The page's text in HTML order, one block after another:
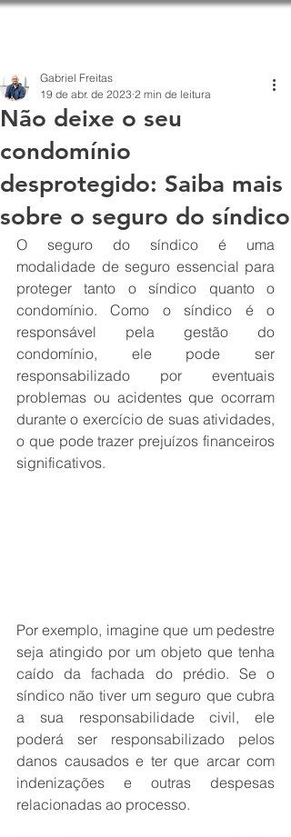
Não deixe o seu
condomínio
desprotegido: Saiba mais
sobre o seguro do síndico
Gabriel Freitas
19 de abr. de 2023 2 min de leitura
O seguro do síndico é uma
modalidade de seguro essencial para
proteger tanto o síndico quanto o
condomínio. Como o síndico é o
responsável pela gestão do
condomínio, ele pode ser
responsabilizado por eventuais
problemas ou acidentes que ocorram
durante o exercício de suas atividades,
o que pode trazer prejuízos financeiros
significativos.
Por exemplo, imagine que um pedestre
seja atingido por um objeto que tenha
caído da fachada do prédio. Se o
síndico não tiver um seguro que cubra
a sua responsabilidade civil, ele
poderá ser responsabilizado pelos
danos causados e ter que arcar com
indenizações e outras despesas
relacionadas ao processo.